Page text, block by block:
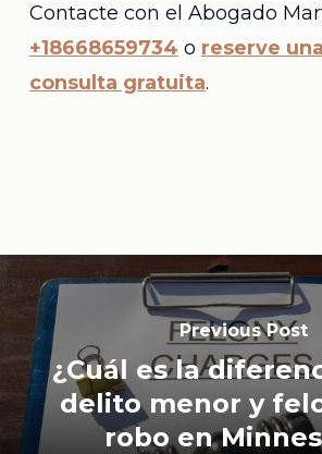
Contacte con el Abogado
+18668659734 o reserve
consulta gratuita.
Previous Post
¿Cuál es la
delito menor y
robo en